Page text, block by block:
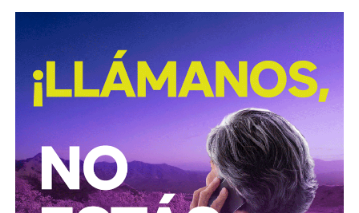
después de la invasión jugó la semifinal de la Copa FA
contra el Leicester City: la afición rival lo abucheó en cada
toque del balón.
En las Falkland,su primo José Ardiles se
desempeñaba como piloto de caza, y acabó muriendo
en combate
sobre las islas semanas después. Fue el
primer piloto argentino en caer en la guerra. Ossie dejó
Inglaterra sin saber cuándo volvería, pero sería el primer
reflejo de la relación directa que tendría la pelota con
las secuelas de las Malvinas.